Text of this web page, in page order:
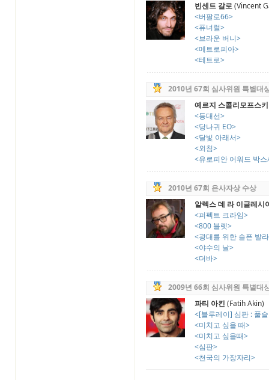
빈센트 갈로(Vincent
<버팔로66>
<퓨너럴>
<브라운 버니>
<메트로피아>
<테트로>
2010년 67회 심사위원 특별대
예르지 스콜리모프스키
<등대선>
<당나귀 EO>
<달빛 아래서>
<외침>
<유로피안 어워드 박
2010년 67회 은사자상 수상
알렉스 데 라 이글레시
<퍼펙트 크라임>
<800 블렛>
<광대를 위한 슬픈 발
<야수의 날>
<더바>
2009년 66회 심사위원 특별대
파티 아킨 (Fatih Akin)
<[블루레이] 심판 : 풀
<미치고 싶을 때>
<미치고 싶을때>
<심판>
<천국의 가장자리>